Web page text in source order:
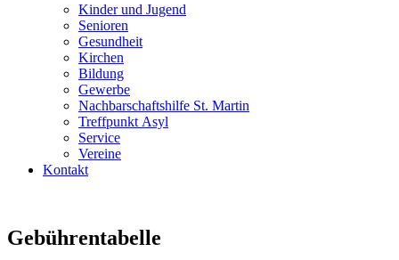
Kinder und Jugend
Senioren
Gesundheit
Kirchen
Bildung
Gewerbe
Nachbarschaftshilfe St. Martin
Treffpunkt Asyl
Service
Vereine
Kontakt
Gebührentabelle